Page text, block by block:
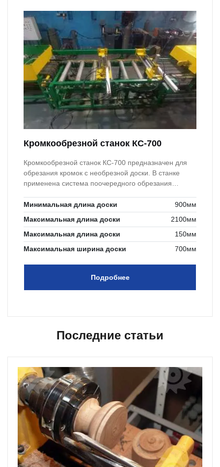
Кромкообрезной станок КС-700
Кромкообрезной станок КС-700 предназначен для
обрезания кромок с необрезной доски. В станке
применена система поочередного обрезания
Минимальная длина доски
900мм
Максимальная длина доски
2100мм
Максимальная длина доски
150мм
Максимальная ширина доски
700мм
Подробнее
Последние статьи